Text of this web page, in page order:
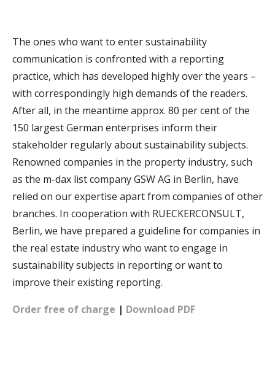
The ones who want to enter sustainability
communication is confronted with a reporting
practice, which has developed highly over the years –
with correspondingly high demands of the readers.
After all, in the meantime approx. 80 per cent of the
150 largest German enterprises inform their
stakeholder regularly about sustainability subjects.
Renowned companies in the property industry, such
as the m-dax list company GSW AG in Berlin, have
relied on our expertise apart from companies of other
branches. In cooperation with RUECKERCONSULT,
Berlin, we have prepared a guideline for companies in
the real estate industry who want to engage in
sustainability subjects in reporting or want to
improve their existing reporting.
Order free of charge | Download PDF